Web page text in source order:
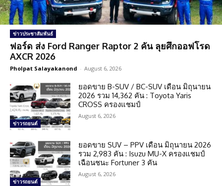
ข่าวประชาสัมพันธ์
ฟอร์ด ส่ง Ford Ranger Raptor 2 คัน ลุยศึกออฟโรด
AXCR 2026
Pholpat Salayakanond - August 6, 2026
ข่าวรถยนต์
ยอดขาย B-SUV / BC-SUV เดือน มิถุนายน
2026 รวม 14,362 คัน : Toyota Yaris
CROSS ครองแชมป์
August 6, 2026
ข่าวรถยนต์
ยอดขาย SUV – PPV เดือน มิถุนายน 2026
รวม 2,983 คัน : Isuzu MU-X ครองแชมป์
เฉือนชนะ Fortuner 3 คัน
August 6, 2026